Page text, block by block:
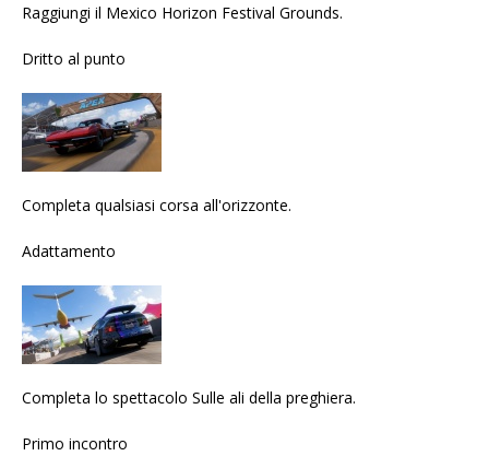
Raggiungi il Mexico Horizon Festival Grounds.
Dritto al punto
Completa qualsiasi corsa all'orizzonte.
Adattamento
Completa lo spettacolo Sulle ali della preghiera.
Primo incontro